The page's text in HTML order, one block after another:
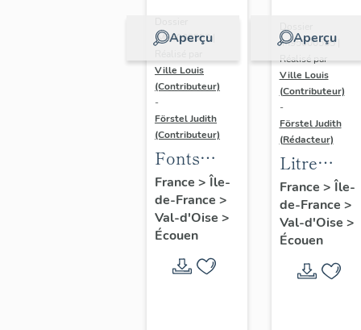
Aperçu
IM95000553 |
Ville Louis
(Contributeur)
-
Förstel Judith
(Contributeur)
Fonts
baptismaux
France > Île-
de-France >
Val-d'Oise >
Écouen
Aperçu
IM95000555 |
Réalisé par
Ville Louis
(Contributeur)
-
Förstel Judith
(Rédacteur)
Litre
funéraire
France > Île-
de-France >
Val-d'Oise >
Écouen